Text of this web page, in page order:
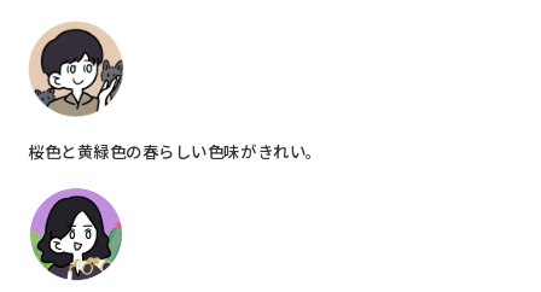
桜色と黄緑色の春らしい色味がきれい。